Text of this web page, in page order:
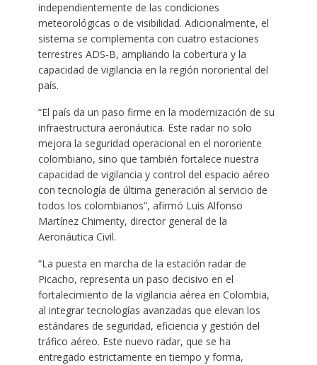
independientemente de las condiciones
meteorológicas o de visibilidad. Adicionalmente, el
sistema se complementa con cuatro estaciones
terrestres ADS-B, ampliando la cobertura y la
capacidad de vigilancia en la región nororiental del
país.
“El país da un paso firme en la modernización de su
infraestructura aeronáutica. Este radar no solo
mejora la seguridad operacional en el nororiente
colombiano, sino que también fortalece nuestra
capacidad de vigilancia y control del espacio aéreo
con tecnología de última generación al servicio de
todos los colombianos”, afirmó Luis Alfonso
Martínez Chimenty, director general de la
Aeronáutica Civil.
“La puesta en marcha de la estación radar de
Picacho, representa un paso decisivo en el
fortalecimiento de la vigilancia aérea en Colombia,
al integrar tecnologías avanzadas que elevan los
estándares de seguridad, eficiencia y gestión del
tráfico aéreo. Este nuevo radar, que se ha
entregado estrictamente en tiempo y forma,